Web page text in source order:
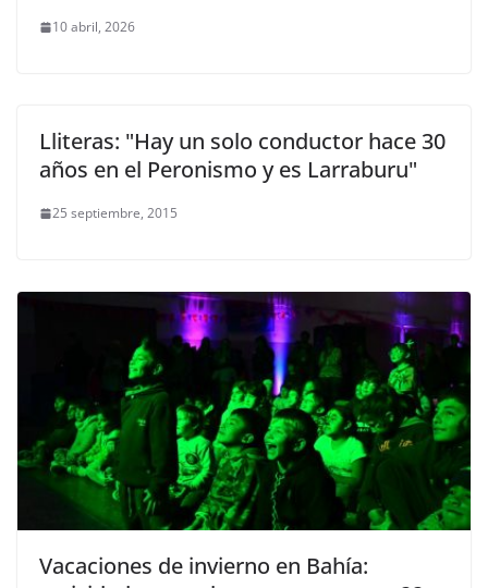
10 abril, 2026
Lliteras: "Hay un solo conductor hace 30
años en el Peronismo y es Larraburu"
25 septiembre, 2015
Vacaciones de invierno en Bahía: